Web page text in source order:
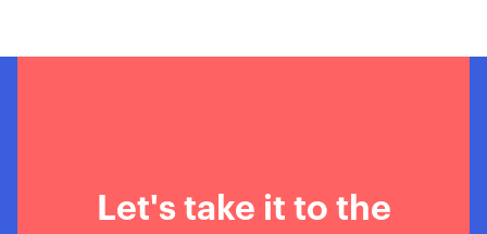
Let's take it to the